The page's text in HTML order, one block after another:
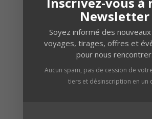
Newsletter
Soyez informé des
voyages, tirages, offres et
pour nous rencontrer.
Aucun spam, pas de cession de
tiers et désinscription en un